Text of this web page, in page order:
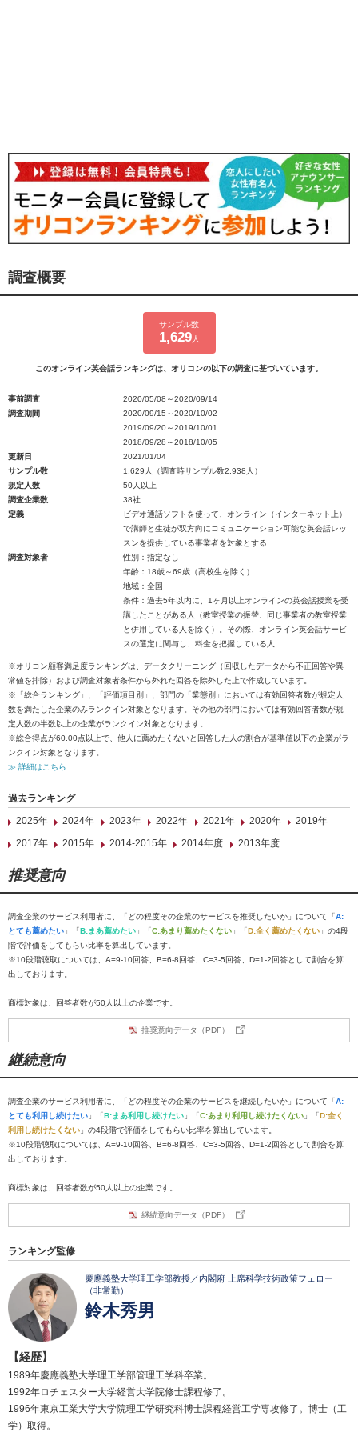
調査概要
サンプル数
1,629人
このオンライン英会話ランキングは、オリコンの以下の調査に基づいています。
事前調査
2020/05/08～2020/09/14
調査期間
2020/09/15～2020/10/02
2019/09/20～2019/10/01
2018/09/28～2018/10/05
更新日
2021/01/04
サンプル数
1,629人（調査時サンプル数2,938人）
規定人数
50人以上
調査企業数
38社
定義
ビデオ通話ソフトを使って、オンライン（インターネット上）
で講師と生徒が双方向にコミュニケーション可能な英会話レッ
スンを提供している事業者を対象とする
調査対象者
性別：指定なし
年齢：18歳～69歳（高校生を除く）
地域：全国
条件：過去5年以内に、1ヶ月以上オンラインの英会話授業を受
講したことがある人（教室授業の振替、同じ事業者の教室授業
と併用している人を除く）。その際、オンライン英会話サービ
スの選定に関与し、料金を把握している人
※オリコン顧客満足度ランキングは、データクリーニング（回収したデータから不正回答や異
常値を排除）および調査対象者条件から外れた回答を除外した上で作成しています。
※「総合ランキング」、「評価項目別」、部門の「業態別」においては有効回答者数が規定人
数を満たした企業のみランクイン対象となります。その他の部門においては有効回答者数が規
定人数の半数以上の企業がランクイン対象となります。
※総合得点が60.00点以上で、他人に薦めたくないと回答した人の割合が基準値以下の企業がラ
ンクイン対象となります。
≫ 詳細はこちら
過去ランキング
2025年
2024年 2023年 2022年 2021年 2020年
2019年
2017年
2015年 2014-2015年 2014年度 2013年度
推奨意向
調査企業のサービス利用者に、「どの程度その企業のサービスを推奨したいか」について「A:
とても薦めたい 」「B:まあ薦めたい 」「C:あまり薦めたくない 」「D:全く薦めたくない 」の4段
階で評価をしてもらい比率を算出しています。
※10段階聴取については、A=9-10回答、B=6-8回答、C=3-5回答、D=1-2回答として割合を算
出しております。
商標対象は、回答者数が50人以上の企業です。
推奨意向データ（PDF）
継続意向
調査企業のサービス利用者に、「どの程度その企業のサービスを継続したいか」について「A:
とても利用し続けたい 」「B:まあ利用し続けたい 」「C:あまり利用し続けたくない 」「D:全く
利用し続けたくない 」の4段階で評価をしてもらい比率を算出しています。
※10段階聴取については、A=9-10回答、B=6-8回答、C=3-5回答、D=1-2回答として割合を算
出しております。
商標対象は、回答者数が50人以上の企業です。
継続意向データ（PDF）
ランキング監修
慶應義塾大学理工学部教授／内閣府 上席科学技術政策フェロー
（非常勤）
鈴木秀男
【経歴】
1989年慶應義塾大学理工学部管理工学科卒業。
1992年ロチェスター大学経営大学院修士課程修了。
1996年東京工業大学大学院理工学研究科博士課程経営工学専攻修了。博士（工
学）取得。